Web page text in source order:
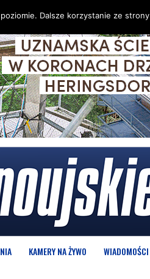
KAMERY NA ŻYWO WIADOMOŚCI
Dalsze korzystanie ze